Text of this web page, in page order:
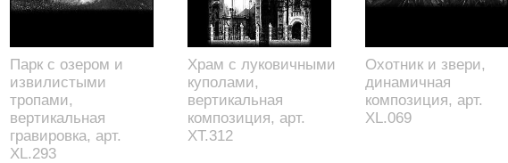
Парк с озером и
извилистыми
тропами,
вертикальная
гравировка, арт.
XL.293
Храм с луковичными
куполами,
вертикальная
композиция, арт.
XT.312
Охотник и звери,
динамичная
композиция, арт.
XL.069